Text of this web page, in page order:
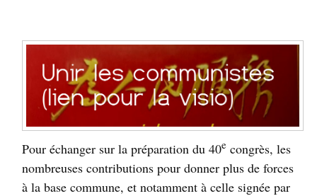
Pour échanger sur la préparation du 40e congrès, les
nombreuses contributions pour donner plus de forces
à la base commune, et notamment à celle signée par